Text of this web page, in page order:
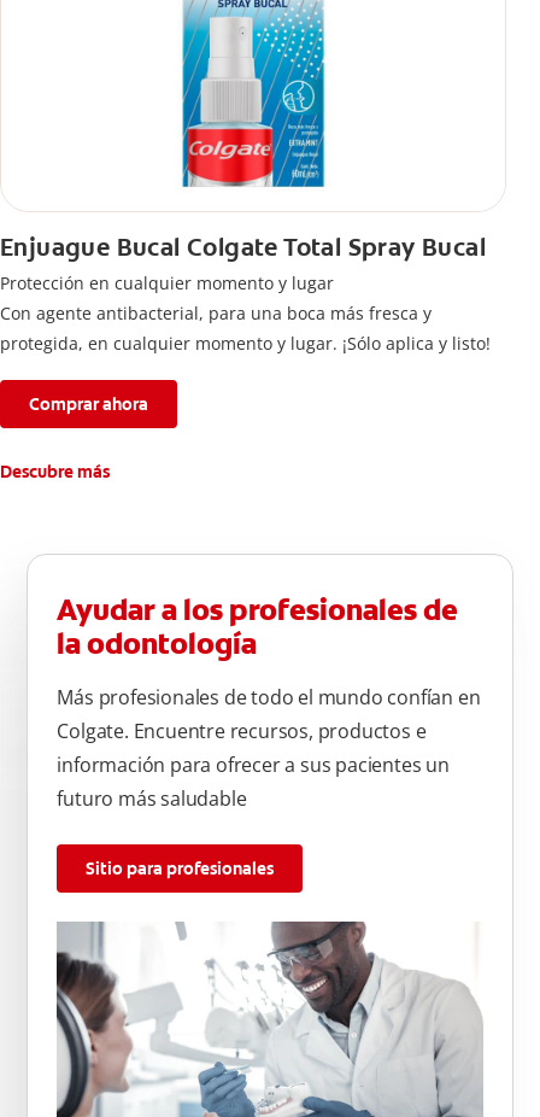
Enjuague Bucal Colgate Total Spray Bucal
Protección en cualquier momento y lugar
Con agente antibacterial, para una boca más fresca y
protegida, en cualquier momento y lugar. ¡Sólo aplica y listo!
Comprar ahora
Descubre más
Ayudar a los profesionales de
la odontología
Más profesionales de todo el mundo confían en
Colgate. Encuentre recursos, productos e
información para ofrecer a sus pacientes un
futuro más saludable
Sitio para profesionales